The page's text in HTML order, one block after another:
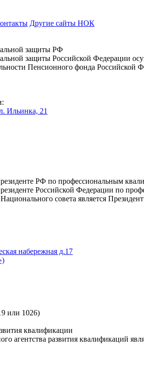
Другие сайты НОК
защиты РФ
защиты Российской Федерации
Пенсионного фонда Российской
Ильинка, 21
РФ по профессиональным
Российской Федерации по
совета является
набережная д.17
или 1026)
квалификации
агентства развития квалификаций